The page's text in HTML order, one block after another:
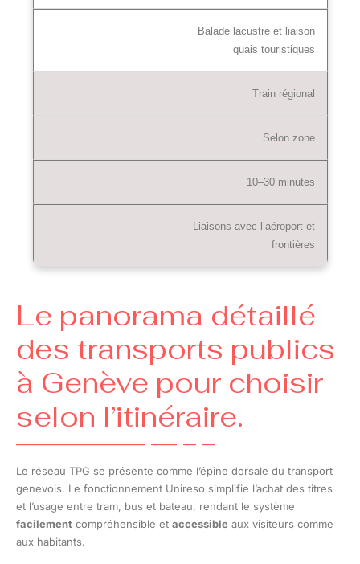
Balade lacustre et liaison
quais touristiques
Train régional
Selon zone
10–30 minutes
Liaisons avec l’aéroport et
frontières
Le panorama détaillé
des transports publics
à Genève pour choisir
selon l’itinéraire.
Le réseau TPG se présente comme l’épine dorsale du transport
genevois. Le fonctionnement Unireso simplifie l’achat des titres
et l’usage entre tram, bus et bateau, rendant le système
facilement compréhensible et accessible aux visiteurs comme
aux habitants.